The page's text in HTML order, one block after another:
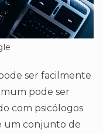
ser facilmente
pode ser
com psicólogos
um conjunto de